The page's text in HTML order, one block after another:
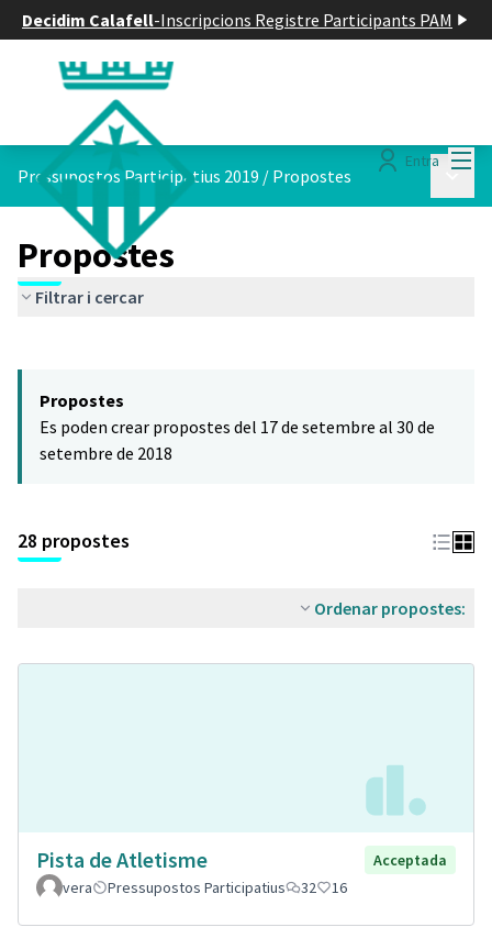
Decidim Calafell-Inscripcions Registre Participants PAM
Entra
Pressupostos Participatius 2019 / Propostes
Propostes
Filtrar i cercar
−
Propostes
Es poden crear propostes del 17 de setembre al 30 de
setembre de 2018
28 propostes
Ordenar propostes:
Pista de Atletisme
Acceptada
vera
Pressupostos Participatius 32 16